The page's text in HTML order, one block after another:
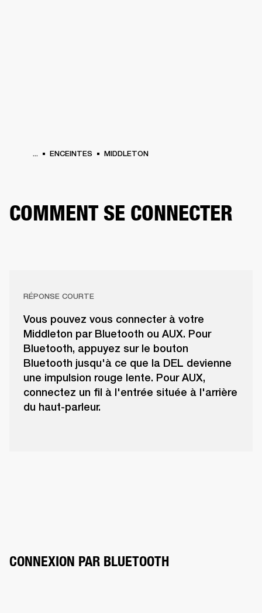
... ENCEINTES MIDDLETON
COMMENT SE CONNECTER
RÉPONSE COURTE
Vous pouvez vous connecter à votre
Middleton par Bluetooth ou AUX. Pour
Bluetooth, appuyez sur le bouton
Bluetooth jusqu'à ce que la DEL devienne
une impulsion rouge lente. Pour AUX,
connectez un fil à l'entrée située à l'arrière
du haut-parleur.
CONNEXION PAR BLUETOOTH